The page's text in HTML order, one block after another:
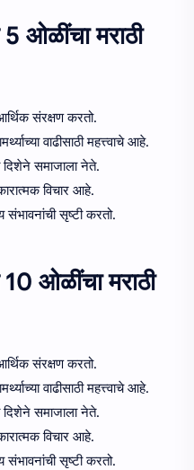
ओळींचा मराठी
संरक्षण करतो.
वाढीसाठी महत्त्वाचे आहे.
दिशेने समाजाला नेते.
विचार आहे.
संभावनांची सृष्टी करतो.
ओळींचा मराठी
संरक्षण करतो.
वाढीसाठी महत्त्वाचे आहे.
दिशेने समाजाला नेते.
विचार आहे.
संभावनांची सृष्टी करतो.